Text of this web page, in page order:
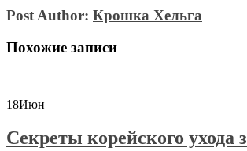
Post Author: Крошка Хельга
Похожие записи
18Июн
Секреты корейского ухода